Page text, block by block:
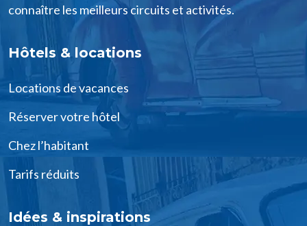
connaître les meilleurs circuits et activités.
Hôtels & locations
Locations de vacances
Réserver votre hôtel
Chez l’habitant
Tarifs réduits
Idées & inspirations